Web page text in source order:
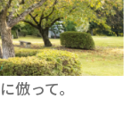
倣って。